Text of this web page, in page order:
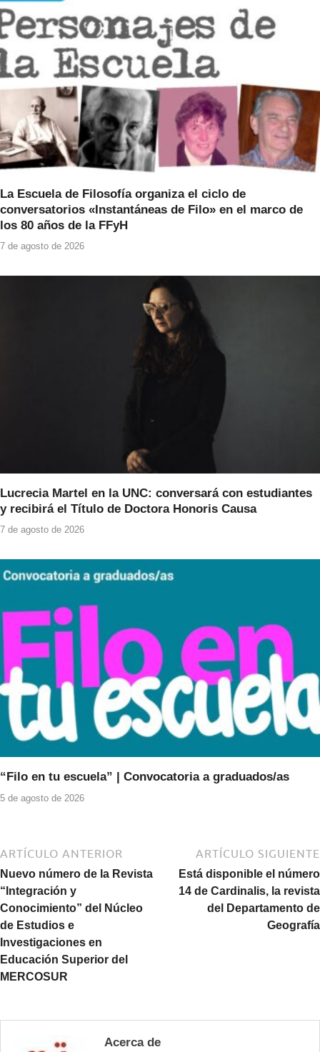
o
k
p
La Escuela de Filosofía organiza el ciclo de
conversatorios «Instantáneas de Filo» en el marco de
los 80 años de la FFyH
7 de agosto de 2026
Lucrecia Martel en la UNC: conversará con estudiantes
y recibirá el Título de Doctora Honoris Causa
7 de agosto de 2026
“Filo en tu escuela” | Convocatoria a graduados/as
5 de agosto de 2026
ARTÍCULO ANTERIOR
Nuevo número de la Revista
“Integración y
Conocimiento” del Núcleo
de Estudios e
Investigaciones en
Educación Superior del
MERCOSUR
ARTÍCULO SIGUIENTE
Está disponible el número
14 de Cardinalis, la revista
del Departamento de
Geografía
Acerca de